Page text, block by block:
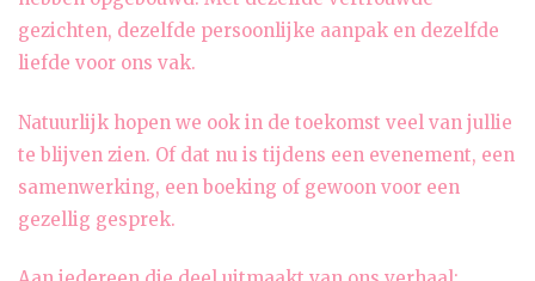
gezichten, dezelfde persoonlijke aanpak en dezelfde
liefde voor ons vak.
Natuurlijk hopen we ook in de toekomst veel van jullie
te blijven zien. Of dat nu is tijdens een evenement, een
samenwerking, een boeking of gewoon voor een
gezellig gesprek.